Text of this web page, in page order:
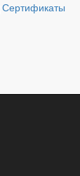
Сертификаты